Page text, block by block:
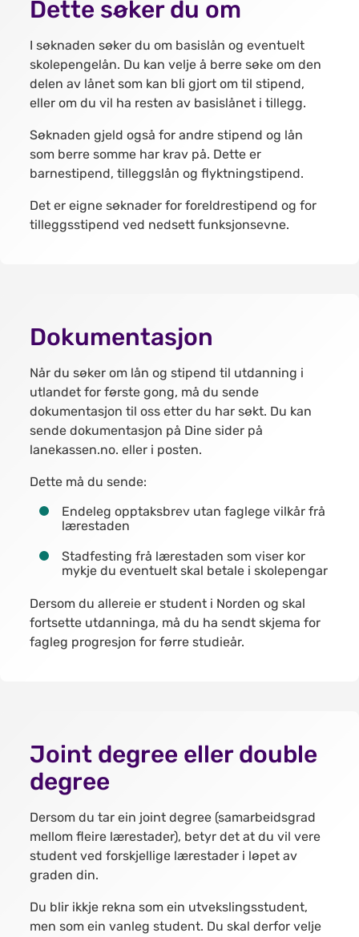
Dette søker du om
I søknaden søker du om basislån og eventuelt
skolepengelån. Du kan velje å berre søke om den
delen av lånet som kan bli gjort om til stipend,
eller om du vil ha resten av basislånet i tillegg.
Søknaden gjeld også for andre stipend og lån
som berre somme har krav på. Dette er
barnestipend, tilleggslån og flyktningstipend.
Det er eigne søknader for foreldrestipend og for
tilleggsstipend ved nedsett funksjonsevne.
Dokumentasjon
Når du søker om lån og stipend til utdanning i
utlandet for første gong, må du sende
dokumentasjon til oss etter du har søkt. Du kan
sende dokumentasjon på Dine sider på
lanekassen.no. eller i posten.
Dette må du sende:
Endeleg opptaksbrev utan faglege vilkår frå
lærestaden
Stadfesting frå lærestaden som viser kor
mykje du eventuelt skal betale i skolepengar
Dersom du allereie er student i Norden og skal
fortsette utdanninga, må du ha sendt skjema for
fagleg progresjon for førre studieår.
Joint degree eller double
degree
Dersom du tar ein joint degree (samarbeidsgrad
mellom fleire lærestader), betyr det at du vil vere
student ved forskjellige lærestader i løpet av
graden din.
Du blir ikkje rekna som ein utvekslingsstudent,
men som ein vanleg student. Du skal derfor velje